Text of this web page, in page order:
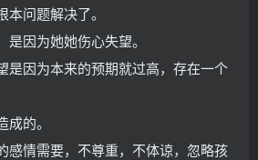
问题解决了。
因为她她伤心失望。
是因为本来的预期就过高，存在一个
的。
感情需要，不尊重，不体谅，忽略孩